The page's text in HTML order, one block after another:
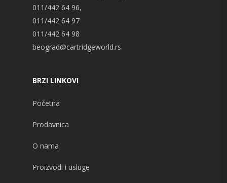
011/442 64 96,
011/442 64 97
011/442 64 98
beograd@cartridgeworld.rs
BRZI LINKOVI
Početna
Prodavnica
O nama
Proizvodi i usluge